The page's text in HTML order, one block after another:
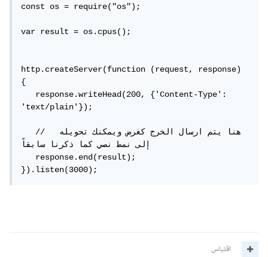
const os = require("os");
var result = os.cpus();
http.createServer(function (request, response)
{
   response.writeHead(200, {'Content-Type':
'text/plain'});
   //  هنا يتم ارسال الخرج كغرض ويمكنك تحويله
إلى نمط نصي كما ذكرنا سابقاً
   response.end(result);
}).listen(3000);
اقتباس